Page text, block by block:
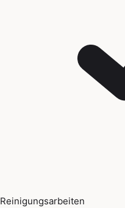
Reinigungsarbeiten